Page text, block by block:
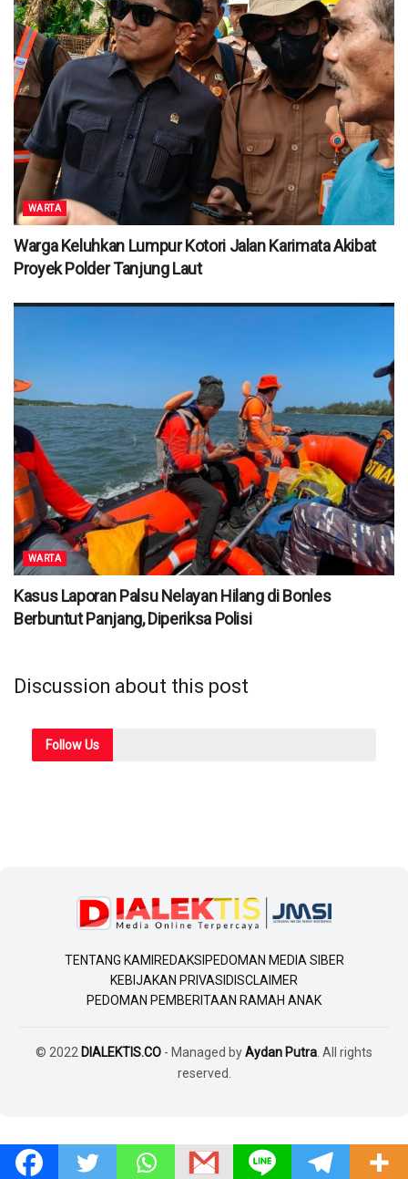
WARTA
Warga Keluhkan Lumpur Kotori Jalan Karimata Akibat
Proyek Polder Tanjung Laut
WARTA
Kasus Laporan Palsu Nelayan Hilang di Bonles
Berbuntut Panjang, Diperiksa Polisi
Discussion about this post
FollowUs
TENTANG KAMI REDAKSI PEDOMAN MEDIA SIBER
KEBIJAKAN PRIVASI DISCLAIMER
PEDOMAN PEMBERITAAN RAMAH ANAK
© 2022 DIALEKTIS.CO - Managed byAydan Putra. All rights
reserved.